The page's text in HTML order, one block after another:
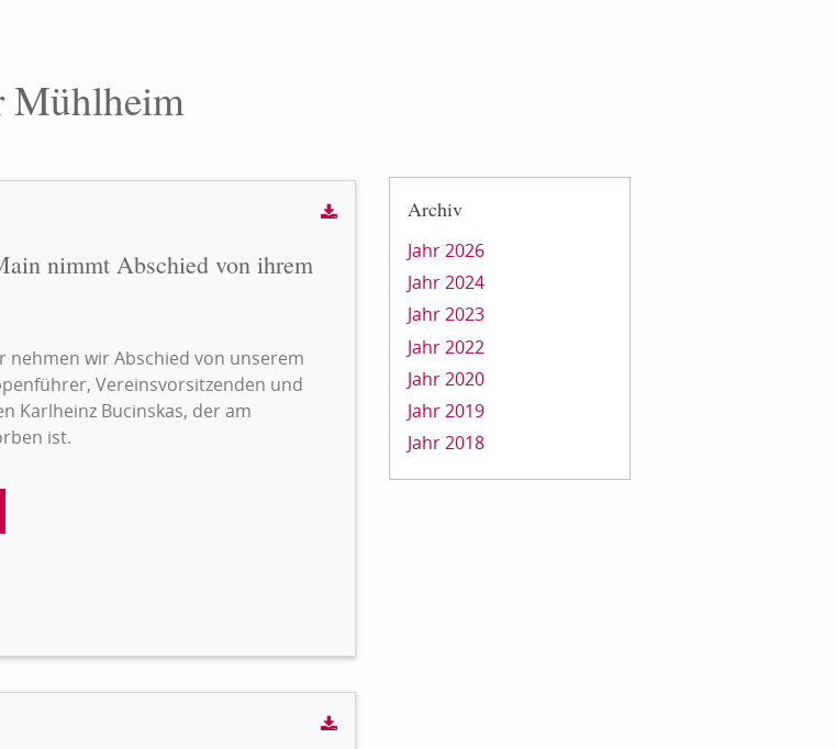
Mühlheim
nimmt Abschied von ihrem
nehmen wir Abschied von unserem
Vereinsvorsitzenden und
Karlheinz Bucinskas, der am
ist.
Archiv
Jahr 2026
Jahr 2024
Jahr 2023
Jahr 2022
Jahr 2020
Jahr 2019
Jahr 2018